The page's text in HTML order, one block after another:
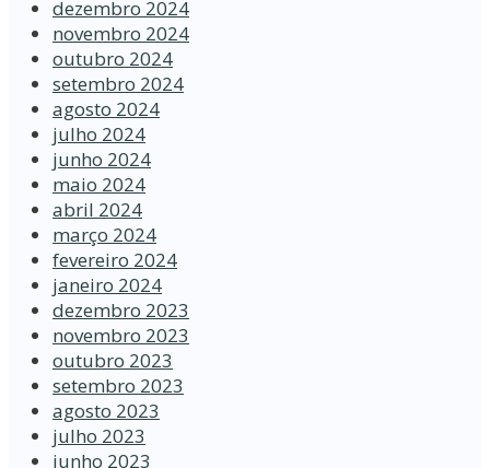
dezembro 2024
novembro 2024
outubro 2024
setembro 2024
agosto 2024
julho 2024
junho 2024
maio 2024
abril 2024
março 2024
fevereiro 2024
janeiro 2024
dezembro 2023
novembro 2023
outubro 2023
setembro 2023
agosto 2023
julho 2023
junho 2023